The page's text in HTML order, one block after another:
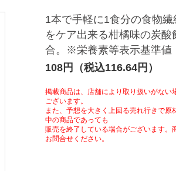
1本で手軽に1食分の食物
をケア出来る柑橘味の炭
合。※栄養素等表示基準値
108円（税込116.64円）
掲載商品は、店舗により取り扱いがない
ございます。
また、予想を大きく上回る売れ行きで
中の商品であっても
販売を終了している場合がございます。
お問合せください。